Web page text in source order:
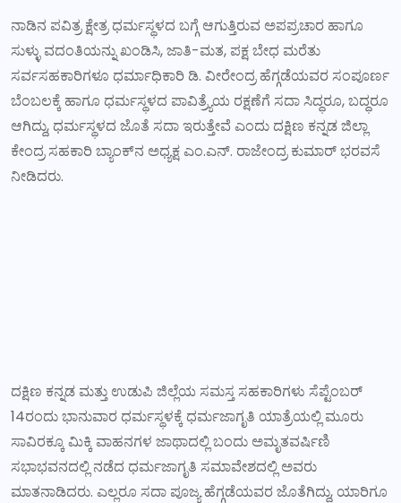
ನಾಡಿನ ಪವಿತ್ರ ಕ್ಷೇತ್ರ ಧರ್ಮಸ್ಥಳದ ಬಗ್ಗೆ ಆಗುತ್ತಿರುವ ಅಪಪ್ರಚಾರ ಹಾಗೂ
ಸುಳ್ಳು ವದಂತಿಯನ್ನು ಖಂಡಿಸಿ, ಜಾತಿ-ಮತ, ಪಕ್ಷ ಬೇಧ ಮರೆತು
ಸರ್ವಸಹಕಾರಿಗಳೂ ಧರ್ಮಾಧಿಕಾರಿ ಡಿ. ವೀರೇಂದ್ರ ಹೆಗ್ಗಡೆಯವರ ಸಂಪೂರ್ಣ
ಬೆಂಬಲಕ್ಕೆ ಹಾಗೂ ಧರ್ಮಸ್ಥಳದ ಪಾವಿತ್ರ್ಯೆಯ ರಕ್ಷಣೆಗೆ ಸದಾ ಸಿದ್ಧರೂ, ಬದ್ಧರೂ
ಆಗಿದ್ದು, ಧರ್ಮಸ್ಥಳದ ಜೊತೆ ಸದಾ ಇರುತ್ತೇವೆ ಎಂದು ದಕ್ಷಿಣ ಕನ್ನಡ ಜಿಲ್ಲಾ
ಕೇಂದ್ರ ಸಹಕಾರಿ ಬ್ಯಾಂಕ್‌ನ ಅಧ್ಯಕ್ಷ ಎಂ.ಎನ್. ರಾಜೇಂದ್ರ ಕುಮಾರ್ ಭರವಸೆ
ನೀಡಿದರು.
ದಕ್ಷಿಣ ಕನ್ನಡ ಮತ್ತು ಉಡುಪಿ ಜಿಲ್ಲೆಯ ಸಮಸ್ತ ಸಹಕಾರಿಗಳು ಸೆಪ್ಟೆಂಬರ್
14ರಂದು ಭಾನುವಾರ ಧರ್ಮಸ್ಥಳಕ್ಕೆ ಧರ್ಮಜಾಗೃತಿ ಯಾತ್ರೆಯಲ್ಲಿ ಮೂರು
ಸಾವಿರಕ್ಕೂ ಮಿಕ್ಕಿ ವಾಹನಗಳ ಜಾಥಾದಲ್ಲಿ ಬಂದು ಅಮೃತವರ್ಷಿಣಿ
ಸಭಾಭವನದಲ್ಲಿ ನಡೆದ ಧರ್ಮಜಾಗೃತಿ ಸಮಾವೇಶದಲ್ಲಿ ಅವರು
ಮಾತನಾಡಿದರು. ಎಲ್ಲರೂ ಸದಾ ಪೂಜ್ಯ ಹೆಗ್ಗಡೆಯವರ ಜೊತೆಗಿದ್ದು, ಯಾರಿಗೂ